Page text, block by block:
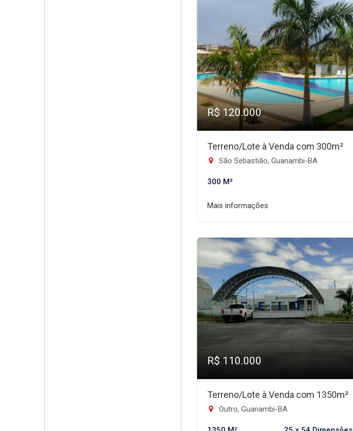
R$ 120.000
Terreno/Lote à Venda com 300m²
São Sebastião, Guanambi-BA
300 M²
Mais informações
R$ 110.000
Terreno/Lote à Venda com 1350m²
Outro, Guanambi-BA